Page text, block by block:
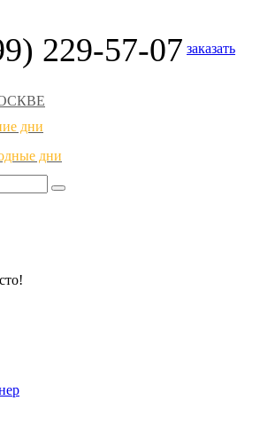
229-57-07 заказать
дни
дни